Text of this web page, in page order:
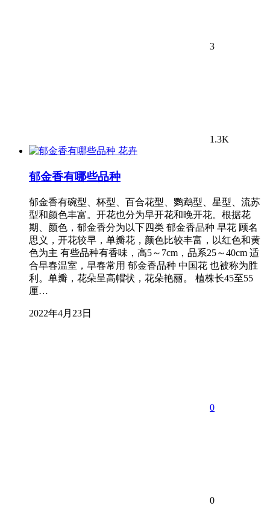
3
1.3K
花卉
郁金香有哪些品种
郁金香有碗型、杯型、百合花型、鹦鹉型、星型、流苏
型和颜色丰富。开花也分为早开花和晚开花。根据花
期、颜色，郁金香分为以下四类 郁金香品种 早花 顾名
思义，开花较早，单瓣花，颜色比较丰富，以红色和黄
色为主 有些品种有香味，高5～7cm，品系25～40cm 适
合早春温室，早春常用 郁金香品种 中国花 也被称为胜
利。单瓣，花朵呈高帽状，花朵艳丽。 植株长45至55
厘…
2022年4月23日
0
0